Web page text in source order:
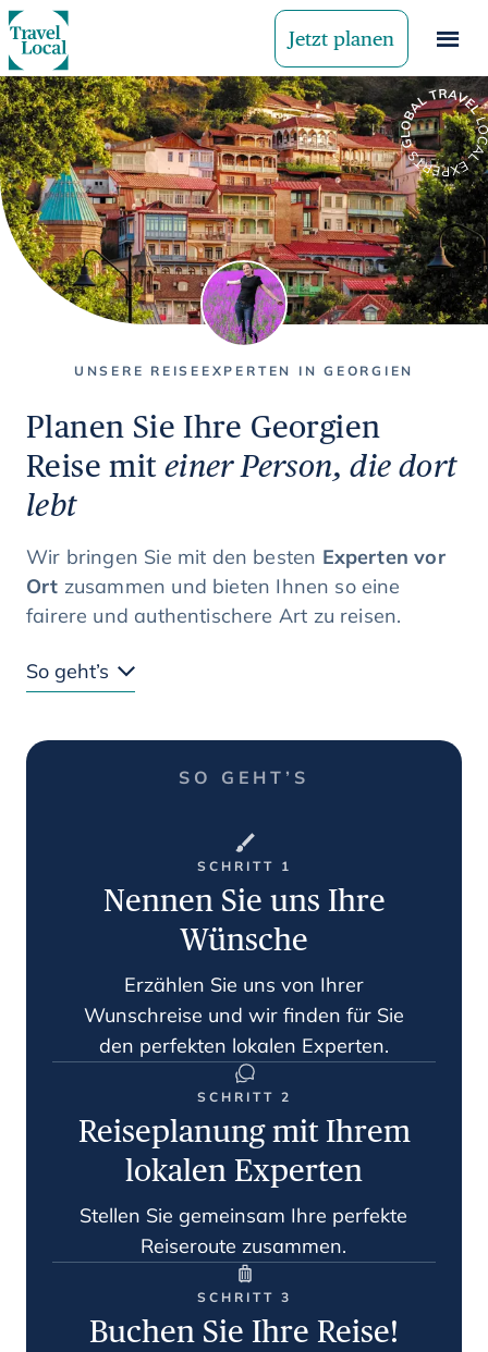
Jetzt planen
Planen Sie Ihre Georgien
Reise mit einer Person, die dort
lebt
Wir bringen Sie mit den besten Experten vor
Ort zusammen und bieten Ihnen so eine
fairere und authentischere Art zu reisen.
So geht’s
UNSERE REISEEXPERTEN IN GEORGIEN
SO GEHT’S
SCHRITT 1
Nennen Sie uns Ihre
Wünsche
Erzählen Sie uns von Ihrer
Wunschreise und wir finden für Sie
den perfekten lokalen Experten.
SCHRITT 2
Reiseplanung mit Ihrem
lokalen Experten
Stellen Sie gemeinsam Ihre perfekte
Reiseroute zusammen.
SCHRITT 3
Buchen Sie Ihre Reise!